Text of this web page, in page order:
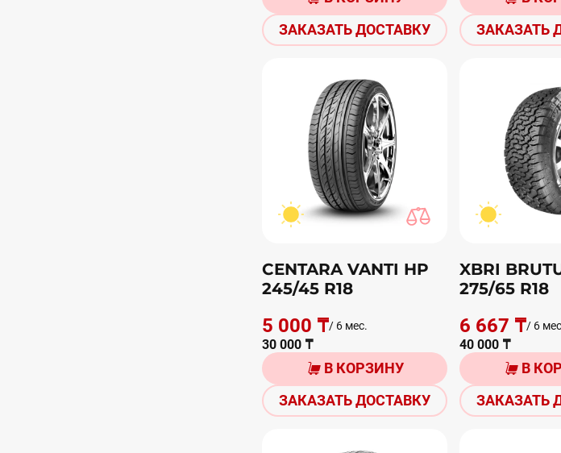
ЗАКАЗАТЬ ДОСТАВКУ
ЗАКАЗАТЬ
CENTARA VANTI HP
245/45 R18
5 000 ₸/ 6 мес.
30 000 ₸
В КОРЗИНУ
ЗАКАЗАТЬ ДОСТАВКУ
XBRI
275/65 R18
6 667 ₸/ 6
40 000 ₸
В
ЗАКАЗАТЬ